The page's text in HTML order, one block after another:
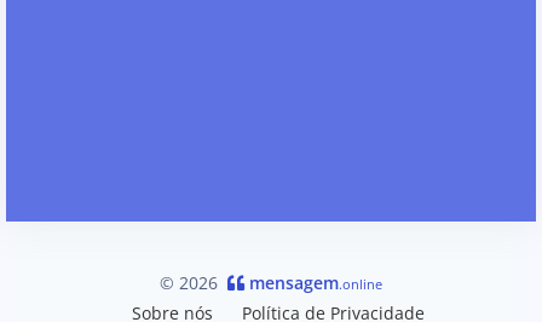
© 2026 mensagem.online
Sobre nós Política de Privacidade